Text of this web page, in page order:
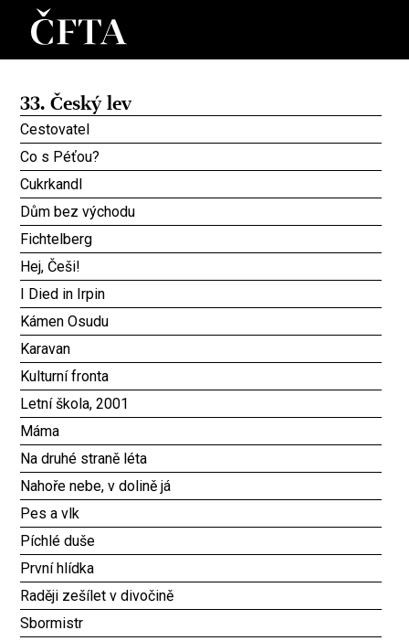
33. Český lev
Cestovatel
Co s Péťou?
Cukrkandl
Dům bez východu
Fichtelberg
Hej, Češi!
I Died in Irpin
Kámen Osudu
Karavan
Kulturní fronta
Letní škola, 2001
Máma
Na druhé straně léta
Nahoře nebe, v dolině já
Pes a vlk
Píchlé duše
První hlídka
Raději zešílet v divočině
Sbormistr